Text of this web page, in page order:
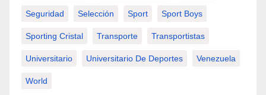
Seguridad Selección Sport Sport Boys
Sporting Cristal Transporte Transportistas
Universitario Universitario De Deportes Venezuela
World